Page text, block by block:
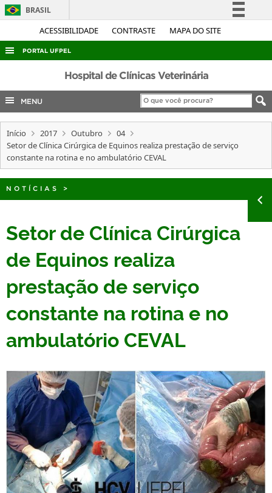
ACESSIBILIDADE CONTRASTE MAPA DO SITE
BRASIL
Simplifique!
Legislação
Canais
PORTAL UFPEL
ACESSO À INFORMAÇÃO
AUDITORIA
COBALTO
CONCURSOS
EDITAIS
TELEFONES
Hospital de Clínicas Veterinária
MENU
Início 2017 Outubro
04
Setor de Clínica Cirúrgica de Equinos realiza prestação de serviço
constante na rotina e no ambulatório CEVAL
NOTÍCIAS >
Setor de Clínica Cirúrgica
de Equinos realiza
prestação de serviço
constante na rotina e no
ambulatório CEVAL